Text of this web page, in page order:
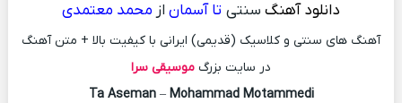
دانلود آهنگ سنتی تا آسمان از محمد معتمدی
آهنگ های سنتی و کلاسیک (قدیمی) ایرانی با کیفیت بالا + متن آهنگ
در سایت بزرگ موسیقی سرا
Ta Aseman– Mohammad Motammedi